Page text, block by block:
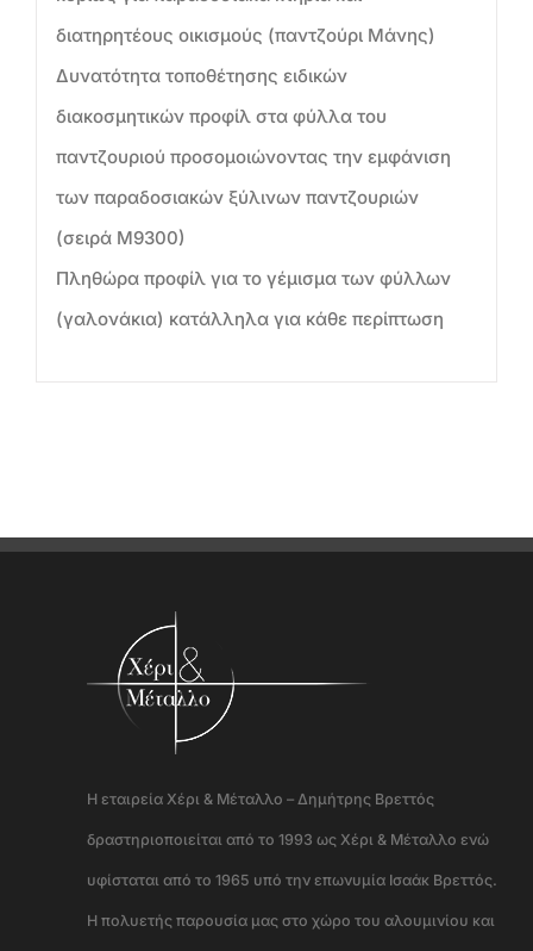
διατηρητέους οικισμούς (παντζούρι Μάνης)
Δυνατότητα τοποθέτησης ειδικών
διακοσμητικών προφίλ στα φύλλα του
παντζουριού προσομοιώνοντας την εμφάνιση
των παραδοσιακών ξύλινων παντζουριών
(σειρά Μ9300)
Πληθώρα προφίλ για το γέμισμα των φύλλων
(γαλονάκια) κατάλληλα για κάθε περίπτωση
Η εταιρεία Χέρι & Μέταλλο – Δημήτρης Βρεττός
δραστηριοποιείται από το 1993 ως Χέρι & Μέταλλο ενώ
υφίσταται από το 1965 υπό την επωνυμία Ισαάκ Βρεττός.
Η πολυετής παρουσία μας στο χώρο του αλουμινίου και